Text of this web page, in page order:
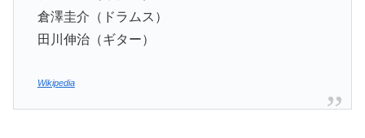
倉澤圭介（ドラムス）
田川伸治（ギター）
Wikipedia